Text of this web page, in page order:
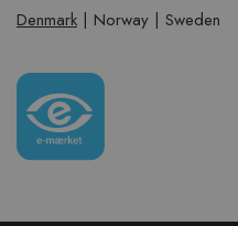
Denmark | Norway | Sweden